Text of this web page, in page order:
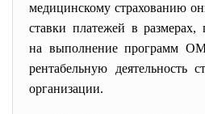
медицинскому страхованию
ставки платежей в
на выполнение программ
рентабельную деятельность
организации.